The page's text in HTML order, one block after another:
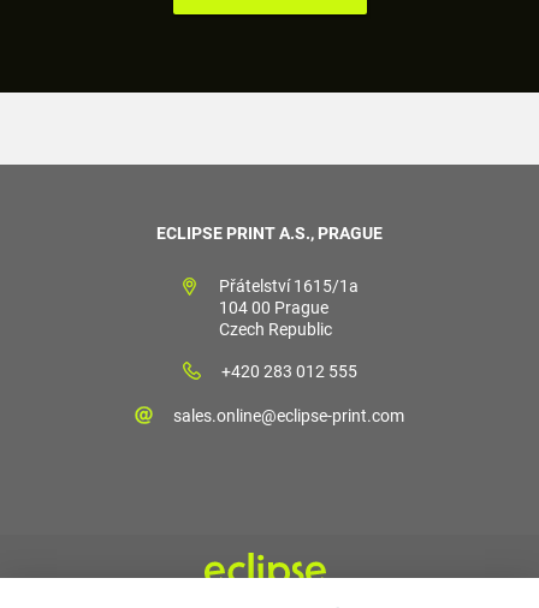
ECLIPSE PRINT A.S., PRAGUE
Přátelství 1615/1a
104 00 Prague
Czech Republic
+420 283 012 555
sales.online@eclipse-print.com